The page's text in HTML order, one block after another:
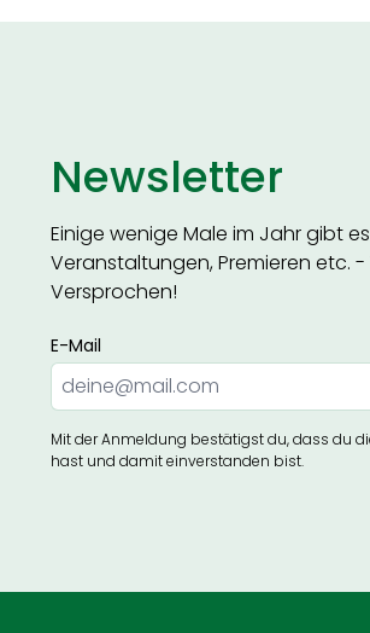
Newsletter
Einige wenige Male im Jahr gibt
Veranstaltungen, Premieren etc.
Versprochen!
E-Mail
Mit der Anmeldung bestätigst du, dass du
hast und damit einverstanden bist.